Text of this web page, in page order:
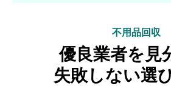
不用品回収
優良業者を見
失敗しない選